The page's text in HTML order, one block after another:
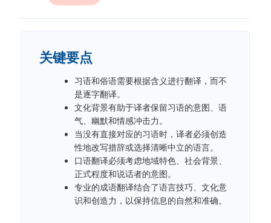
关键要点
习语和俗语需要根据含义进行翻译，而不
是逐字翻译。
文化背景有助于译者保留习语的意图、语
气、幽默和情感冲击力。
当没有直接对应的习语时，译者必须创造
性地改写措辞或选择清晰中立的语言。
口语翻译必须考虑地域特色、社会背景、
正式程度和说话者的意图。
专业的成语翻译结合了语言技巧、文化意
识和创造力，以保持信息的自然和准确。